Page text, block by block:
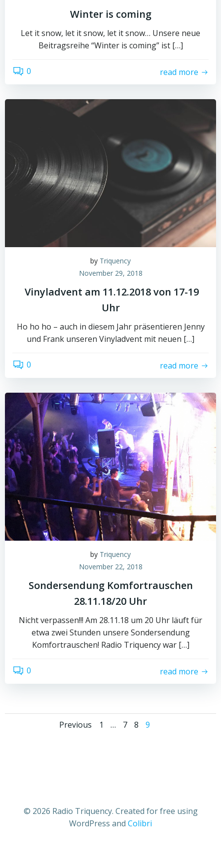
Winter is coming
Let it snow, let it snow, let it snow… Unsere neue
Beitragsreihe “Winter is coming” ist […]
0 read more
by Triquency
November 29, 2018
Vinyladvent am 11.12.2018 von 17-19
Uhr
Ho ho ho – auch in diesem Jahr präsentieren Jenny
und Frank unseren Vinyladvent mit neuen […]
0 read more
by Triquency
November 22, 2018
Sondersendung Komfortrauschen
28.11.18/20 Uhr
Nicht verpassen!!! Am 28.11.18 um 20 Uhr läuft für
etwa zwei Stunden unsere Sondersendung
Komfortrauschen! Radio Triquency war […]
0 read more
Posts
Previous
Posts
Page
1 … Page
7 Page
8 Page
9
© 2026 Radio Triquency. Created for free using
WordPress and Colibri